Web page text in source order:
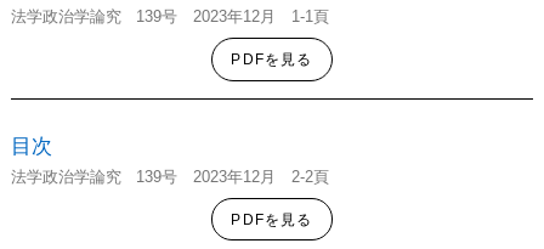
法学政治学論究 139号 2023年12月 1-1頁
PDFを見る
目次
法学政治学論究 139号 2023年12月 2-2頁
PDFを見る